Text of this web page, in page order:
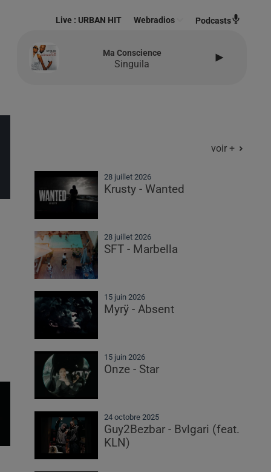
Live : URBAN HIT Webradios Podcasts
Ma Conscience
Singuila
voir +
28 juillet 2026
Krusty - Wanted
28 juillet 2026
SFT - Marbella
15 juin 2026
Myrÿ - Absent
15 juin 2026
Onze - Star
24 octobre 2025
Guy2Bezbar - Bvlgari (feat.
KLN)